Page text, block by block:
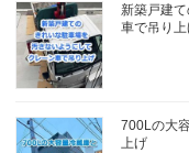
新築戸建
車で吊り上
700Lの大
上げ